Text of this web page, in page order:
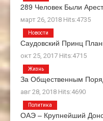
289 Человек Были
март 26, 2018 Hits:4735
Саудовский Принц
окт 25, 2017 Hits:4715
Новости
За Общественным
авг 28, 2018 Hits:4690
Жизнь
ОАЭ – Крупнейший
Политика